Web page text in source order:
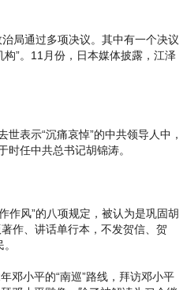
局通过多项决议。其中有一个决议
”。11月份，日本媒体披露，江泽
表示“沉痛哀悼”的中共领导人中，
时任中共总书记胡锦涛。
作风”的八项规定，被认为是巩固胡
作、讲话单行本，不发贺信、贺
邓小平的“南巡”路线，拜访邓小平